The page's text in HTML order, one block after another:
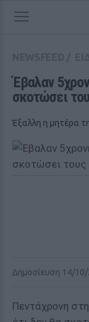
Έβαλαν
σκοτώσει
Έξαλλη η μητέρα
Δημοσίευση 14/
Πεντάχρονη